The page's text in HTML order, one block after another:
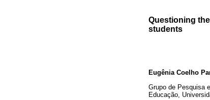
Questioning
students
Eugênia Coelho
Grupo de Pesquisa
Educação,